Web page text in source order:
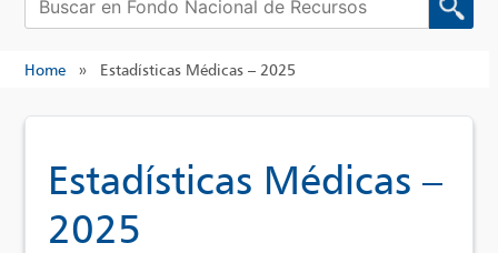
Buscar:
Home » Estadísticas Médicas – 2025
Estadísticas Médicas –
2025